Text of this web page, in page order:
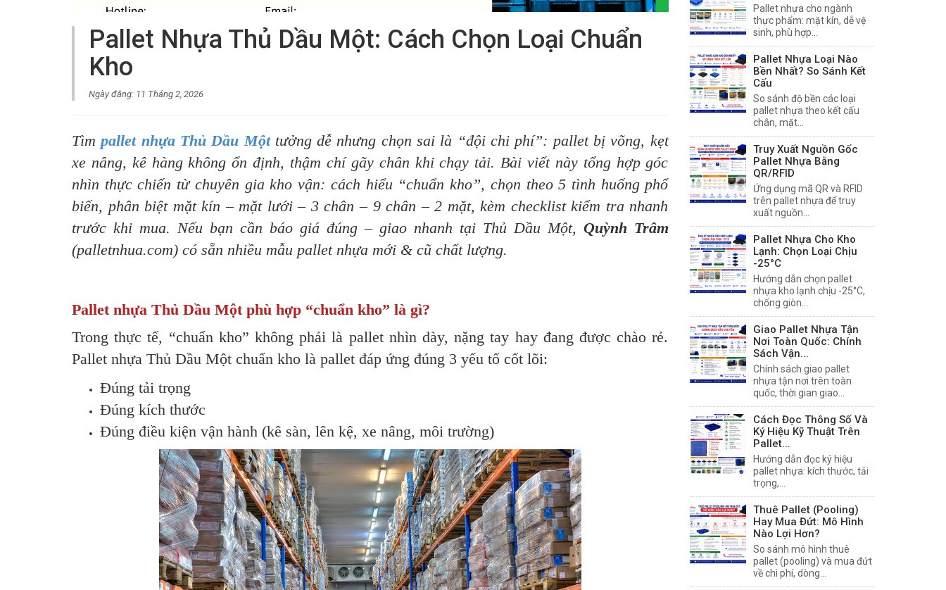
Pallet Nhựa Thủ Dầu Một: Cách Chọn Loại Chuẩn
Kho
Ngày đăng: 11 Tháng 2, 2026
Tìmpallet nhựa Thủ Dầu Mộttưởng dễ nhưng chọn sai là “đội chi phí”: pallet bị võng, kẹt
xe nâng, kê hàng không ổn định, thậm chí gãy chân khi chạy tải. Bài viết này tổng hợp góc
nhìn thực chiến từ chuyên gia kho vận: cách hiểu “chuẩn kho”, chọn theo 5 tình huống phổ
biến, phân biệt mặt kín – mặt lưới – 3 chân – 9 chân – 2 mặt, kèm checklist kiểm tra nhanh
trước khi mua. Nếu bạn cần báo giá đúng – giao nhanh tại Thủ Dầu Một, Quỳnh Trâm
(palletnhua.com) có sẵn nhiều mẫu pallet nhựa mới & cũ chất lượng.
Pallet nhựa Thủ Dầu Một phù hợp “chuẩn kho” là gì?
Trong thực tế, “chuẩn kho” không phải là pallet nhìn dày, nặng tay hay đang được chào rẻ.
Pallet nhựa Thủ Dầu Một chuẩn kho là pallet đáp ứng đúng 3 yếu tố cốt lõi:
Đúng tải trọng
Đúng kích thước
Đúng điều kiện vận hành (kê sàn, lên kệ, xe nâng, môi trường)
Pallet nhựa cho ngành
thực phẩm: mặt kín, dễ vệ
sinh, phù hợp...
Pallet Nhựa Loại Nào
Bền Nhất? So Sánh Kết
Cấu
So sánh độ bền các loại
pallet nhựa theo kết cấu
chân, mặt...
Truy Xuất Nguồn Gốc
Pallet Nhựa Bằng
QR/RFID
Ứng dụng mã QR và RFID
trên pallet nhựa để truy
xuất nguồn...
Pallet Nhựa Cho Kho
Lạnh: Chọn Loại Chịu
-25°C
Hướng dẫn chọn pallet
nhựa kho lạnh chịu -25°C,
chống giòn...
Giao Pallet Nhựa Tận
Nơi Toàn Quốc: Chính
Sách Vận...
Chính sách giao pallet
nhựa tận nơi trên toàn
quốc, thời gian giao...
Cách Đọc Thông Số Và
Ký Hiệu Kỹ Thuật Trên
Pallet...
Hướng dẫn đọc ký hiệu
pallet nhựa: kích thước, tải
trọng,...
Thuê Pallet (Pooling)
Hay Mua Đứt: Mô Hình
Nào Lợi Hơn?
So sánh mô hình thuê
pallet (pooling) và mua đứt
về chi phí, dòng...